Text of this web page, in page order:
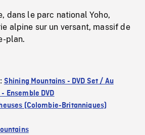
dans le parc national Yoho,
alpine sur un versant, massif de
plan.
Shining Mountains - DVD Set / Au
Ensemble DVD
(Colombie-Britanniques)